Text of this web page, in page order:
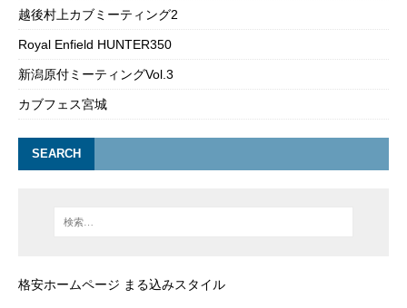
越後村上カブミーティング2
Royal Enfield HUNTER350
新潟原付ミーティングVol.3
カブフェス宮城
SEARCH
格安ホームページ まる込みスタイル